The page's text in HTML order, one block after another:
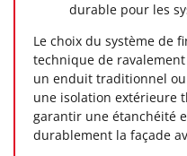
durable pour les
Le choix du système de
technique de ravalement
un enduit traditionnel
une isolation extérieure
garantir une étanchéité
durablement la façade